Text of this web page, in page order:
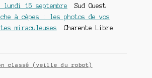
lundi 15 septembre Sud Ouest
à cèpes : les photos de vos
miraculeuses Charente Libre
classé (veille du robot)